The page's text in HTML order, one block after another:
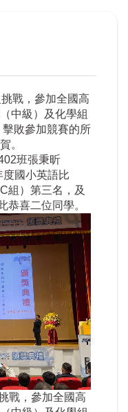
戰，參加全國高
中級）及化學組
擊敗參加競賽的所
。
班張秉昕
國小英語比
組）第三名，及
恭喜二位同學。
戰，參加全國高